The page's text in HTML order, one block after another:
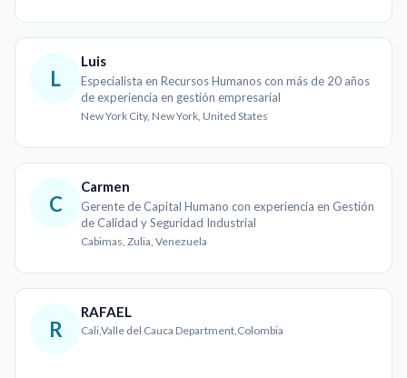
L
Luis
Especialista en Recursos Humanos con más de 20 años
de experiencia en gestión empresarial
New York City, New York, United States
C
Carmen
Gerente de Capital Humano con experiencia en Gestión
de Calidad y Seguridad Industrial
Cabimas, Zulia, Venezuela
R
RAFAEL
Cali,Valle del Cauca Department,Colombia